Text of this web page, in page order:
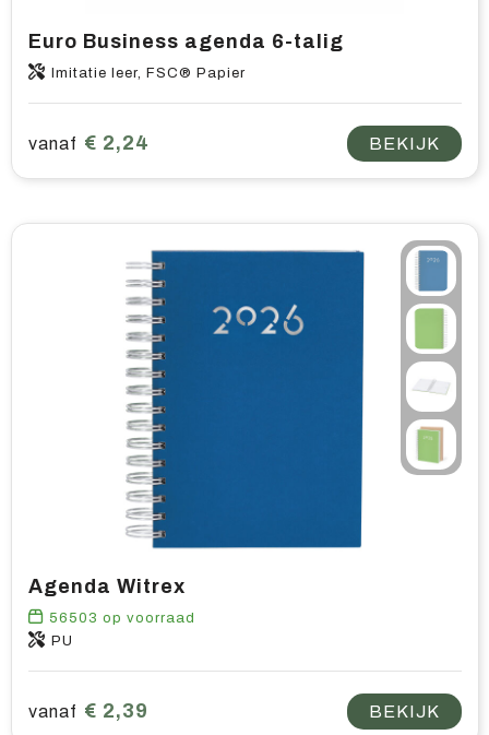
Euro Business agenda 6-talig
Imitatie leer, FSC® Papier
vanaf € 2,24 BEKIJK
Agenda Witrex
56503 op voorraad
PU
vanaf € 2,39 BEKIJK